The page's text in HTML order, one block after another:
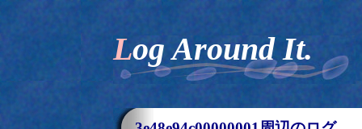
Log Around It.